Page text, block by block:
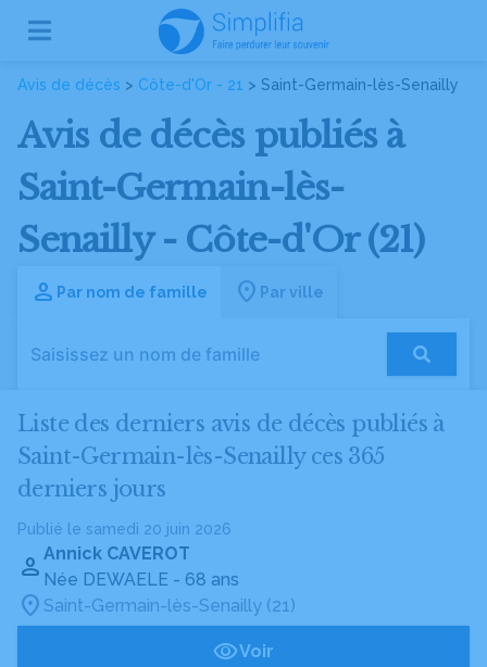
Avis de décès > Côte-d'Or - 21 > Saint-Germain-lès-Senailly
Avis de décès publiés à
Saint-Germain-lès-
Senailly - Côte-d'Or (21)
Par nom de famille Par ville
Liste des derniers avis de décès publiés à
Saint-Germain-lès-Senailly ces 365
derniers jours
Publié le samedi 20 juin 2026
Annick CAVEROT
Née DEWAELE - 68 ans
Saint-Germain-lès-Senailly (21)
Voir